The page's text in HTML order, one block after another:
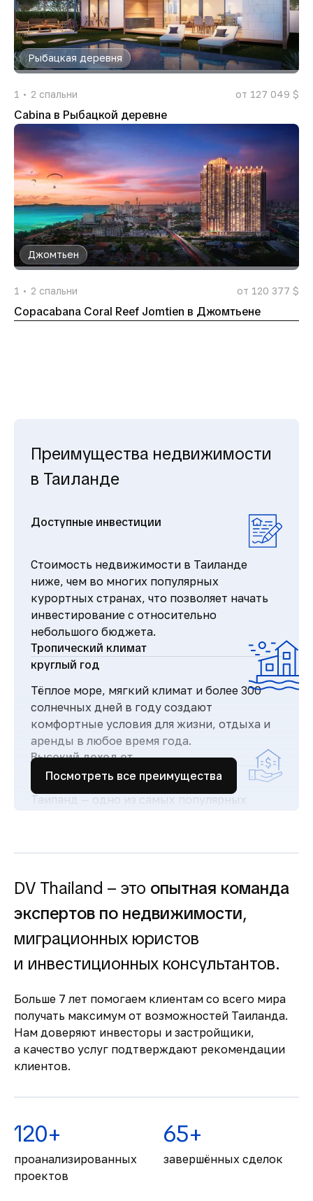
Рыбацкая деревня
1 2 спальни от 127 049 $
Cabina в Рыбацкой деревне
Джомтьен
1 2 спальни от 120 377 $
Copacabana Coral Reef Jomtien в Джомтьене
Преимущества недвижимости
в Таиланде
Доступные инвестиции
Стоимость недвижимости в Таиланде
ниже, чем во многих популярных
курортных странах, что позволяет начать
инвестирование с относительно
небольшого бюджета.
Тропический климат
круглый год
Тёплое море, мягкий климат и более 300
солнечных дней в году создают
комфортные условия для жизни, отдыха и
аренды в любое время года.
Высокий доход от
аренды
Таиланд — одно из самых популярных
высокий спрос на аренду недвижимости.
покупка
Понятная процедура покупки для
иностранцев и сопровождение юристов
делают сделки быстрыми и безопасными.
Комфортная жизнь и
инфраструктура
Современные больницы, международные
школы, торговые центры и высокий
уровень сервиса обеспечивают комфорт
для жизни и отдыха.
Посмотреть все преимущества
DV Thailand – это опытная команда
экспертов по недвижимости,
миграционных юристов
и инвестиционных консультантов.
Больше 7 лет помогаем клиентам со всего мира
получать максимум от возможностей Таиланда.
Нам доверяют инвесторы и застройщики,
а качество услуг подтверждают рекомендации
клиентов.
120+
проанализированных
проектов
65+
завершённых сделок